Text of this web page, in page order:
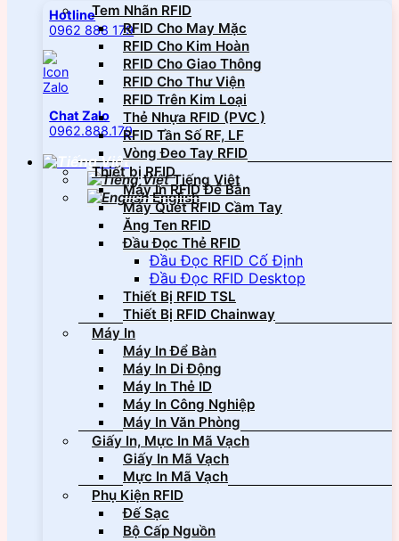
Hotline
0962 888 179
Chat Zalo
0962.888.179
Tiếng Việt
English
Tem Nhãn RFID
RFID Cho May Mặc
RFID Cho Kim Hoàn
RFID Cho Giao Thông
RFID Cho Thư Viện
RFID Trên Kim Loại
Thẻ Nhựa RFID (PVC )
RFID Tần Số RF, LF
Vòng Đeo Tay RFID
Thiết bị RFID
Máy In RFID Để Bàn
Máy Quét RFID Cầm Tay
Ăng Ten RFID
Đầu Đọc Thẻ RFID
Đầu Đọc RFID Cố Định
Đầu Đọc RFID Desktop
Thiết Bị RFID TSL
Thiết Bị RFID Chainway
Máy In
Máy In Để Bàn
Máy In Di Động
Máy In Thẻ ID
Máy In Công Nghiệp
Máy In Văn Phòng
Giấy In, Mực In Mã Vạch
Giấy In Mã Vạch
Mực In Mã Vạch
Phụ Kiện RFID
Đế Sạc
Bộ Cấp Nguồn